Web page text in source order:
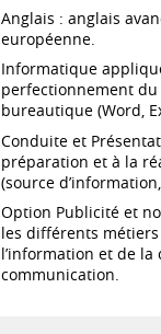
Anglais : anglais
européenne.
Informatique
perfectionnement du
bureautique (Word,
Conduite et
préparation et à la
(source
Option Publicité et
les différents
l’information et de
communication.